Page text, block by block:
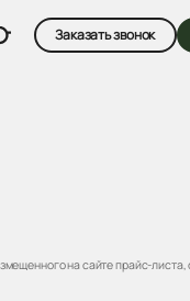
Заказать звонок
на сайте прайс-